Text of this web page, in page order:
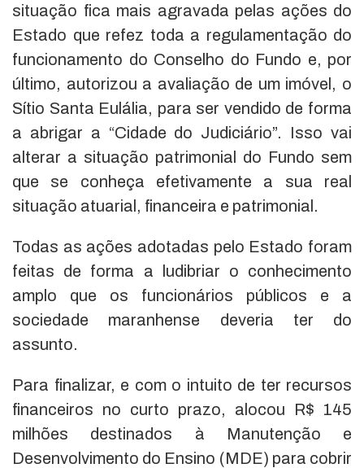
situação fica mais agravada pelas ações do
Estado que refez toda a regulamentação do
funcionamento do Conselho do Fundo e, por
último, autorizou a avaliação de um imóvel, o
Sítio Santa Eulália, para ser vendido de forma
a abrigar a “Cidade do Judiciário”. Isso vai
alterar a situação patrimonial do Fundo sem
que se conheça efetivamente a sua real
situação atuarial, financeira e patrimonial.
Todas as ações adotadas pelo Estado foram
feitas de forma a ludibriar o conhecimento
amplo que os funcionários públicos e a
sociedade maranhense deveria ter do
assunto.
Para finalizar, e com o intuito de ter recursos
financeiros no curto prazo, alocou R$ 145
milhões destinados à Manutenção e
Desenvolvimento do Ensino (MDE) para cobrir